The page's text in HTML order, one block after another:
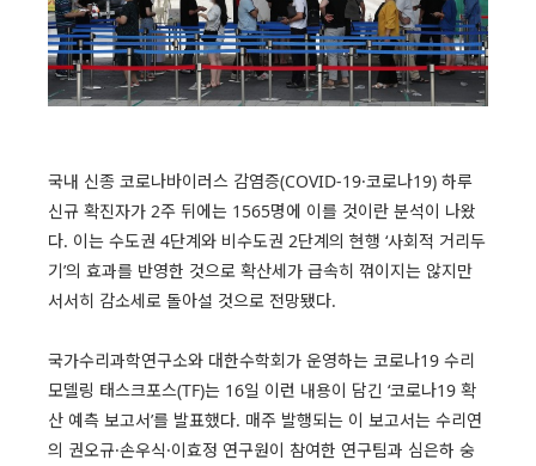
국내 신종 코로나바이러스 감염증(COVID-19·코로나19) 하루
신규 확진자가 2주 뒤에는 1565명에 이를 것이란 분석이 나왔
다. 이는 수도권 4단계와 비수도권 2단계의 현행 ‘사회적 거리두
기’의 효과를 반영한 것으로 확산세가 급속히 꺾이지는 않지만
서서히 감소세로 돌아설 것으로 전망됐다.
국가수리과학연구소와 대한수학회가 운영하는 코로나19 수리
모델링 태스크포스(TF)는 16일 이런 내용이 담긴 ‘코로나19 확
산 예측 보고서’를 발표했다. 매주 발행되는 이 보고서는 수리연
의 권오규·손우식·이효정 연구원이 참여한 연구팀과 심은하 숭